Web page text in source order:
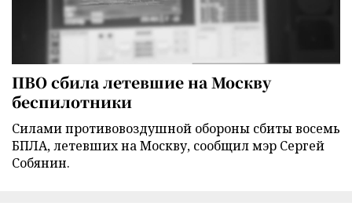
ПВО сбила летевшие на Москву
беспилотники
Силами противовоздушной обороны сбиты восемь
БПЛА, летевших на Москву, сообщил мэр Сергей
Собянин.